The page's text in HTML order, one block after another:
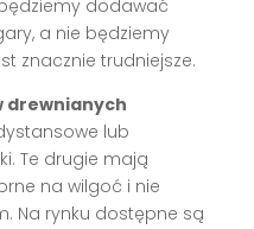
dodawać
a nie będziemy
znacznie trudniejsze.
drewnianych
lub
Te drugie mają
na wilgoć i nie
Na rynku dostępne są